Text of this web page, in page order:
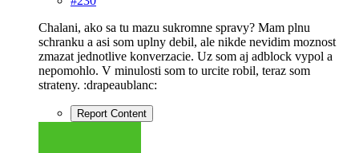
Chalani, ako sa tu mazu sukromne spravy? Mam plnu
schranku a asi som uplny debil, ale nikde nevidim moznost
zmazat jednotlive konverzacie. Uz som aj adblock vypol a
nepomohlo. V minulosti som to urcite robil, teraz som
strateny. :drapeaublanc:
Report Content